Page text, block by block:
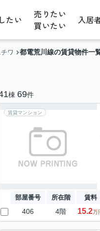
たい
売りたい
買いたい
入居
ワ 都電荒川線の賃貸物件一
棟 69件
賃貸マンション
部屋番号 所在階 賃料
406 4階 15.2万